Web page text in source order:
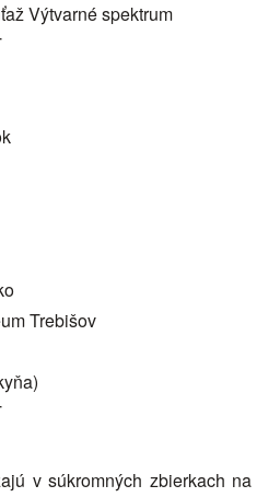
Výtvarné spektrum
Trebišov
v súkromných zbierkach na